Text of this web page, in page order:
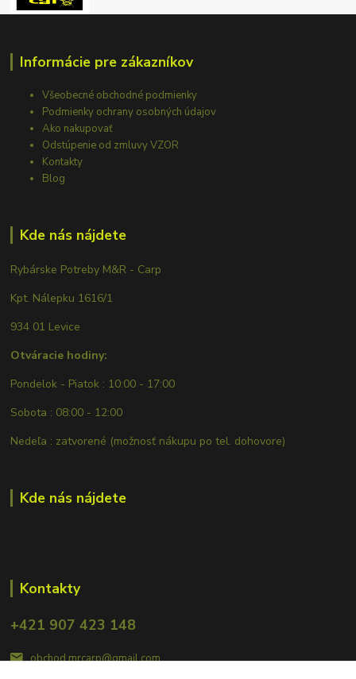
Informácie pre zákazníkov
Všeobecné obchodné podmienky
Podmienky ochrany osobných údajov
Ako nakupovať
Odstúpenie od zmluvy VZOR
Kontakty
Blog
Kde nás nájdete
Rybárske Potreby M&R - Carp
Kpt. Nálepku 1616/1
934 01 Levice
Otváracie hodiny:
Pondelok - Piatok : 10:00 - 17:00
Sobota : 08:00 - 12:00
Nedeľa : zatvorené (možnosť nákupu po tel. dohovore)
Kde nás nájdete
Kontakty
+421 907 423 148
obchod.mrcarp@gmail.com